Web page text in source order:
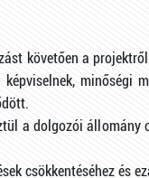
követően a
a dolgozói
csökkentéséhez és